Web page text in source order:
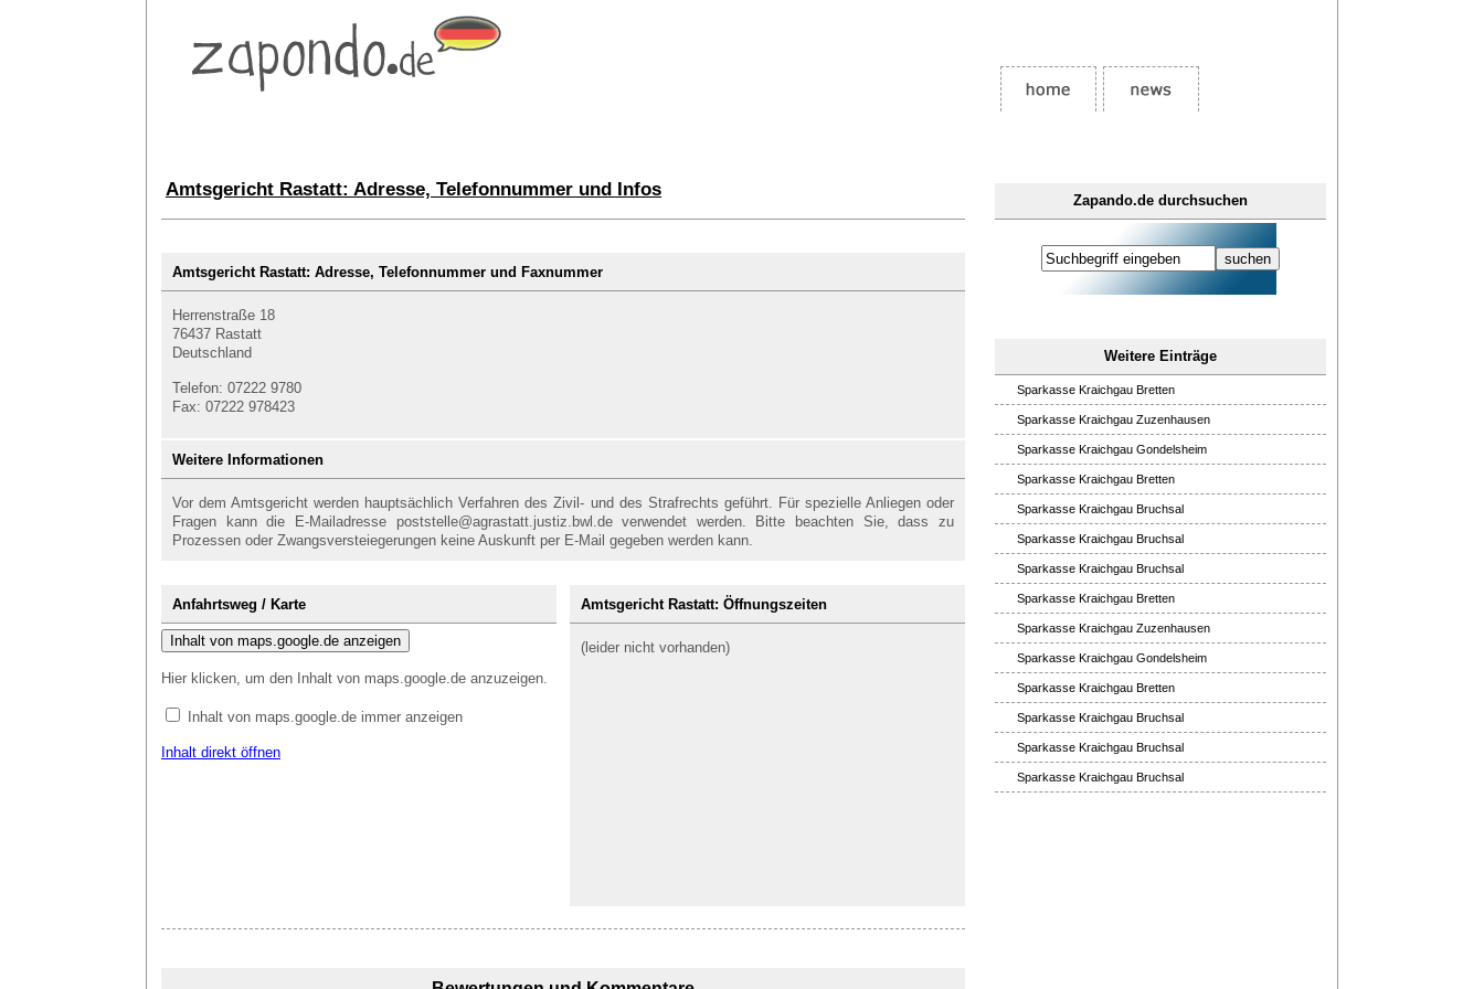
Zapando.de durchsuchen
Weitere Einträge
Sparkasse Kraichgau Bretten
Sparkasse Kraichgau Zuzenhausen
Sparkasse Kraichgau Gondelsheim
Sparkasse Kraichgau Bretten
Sparkasse Kraichgau Bruchsal
Sparkasse Kraichgau Bruchsal
Sparkasse Kraichgau Bruchsal
Sparkasse Kraichgau Bretten
Sparkasse Kraichgau Zuzenhausen
Sparkasse Kraichgau Gondelsheim
Sparkasse Kraichgau Bretten
Sparkasse Kraichgau Bruchsal
Sparkasse Kraichgau Bruchsal
Sparkasse Kraichgau Bruchsal
Amtsgericht Rastatt: Adresse, Telefonnummer und Infos
Amtsgericht Rastatt: Adresse, Telefonnummer und Faxnummer
Herrenstraße 18
76437 Rastatt
Deutschland
Telefon: 07222 9780
Fax: 07222 978423
Weitere Informationen
Vor dem Amtsgericht werden hauptsächlich Verfahren des Zivil- und des Strafrechts geführt. Für spezielle Anliegen oder
Fragen kann die E-Mailadresse poststelle@agrastatt.justiz.bwl.de verwendet werden. Bitte beachten Sie, dass zu
Prozessen oder Zwangsversteiegerungen keine Auskunft per E-Mail gegeben werden kann.
Anfahrtsweg / Karte
Inhalt von maps.google.de anzeigen
Hier klicken, um den Inhalt von maps.google.de anzuzeigen.
Inhalt von maps.google.de immer anzeigen
Inhalt direkt öffnen
Amtsgericht Rastatt: Öffnungszeiten
(leider nicht vorhanden)